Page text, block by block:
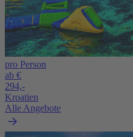
pro Person
ab €
294,-
Kroatien
Alle Angebote